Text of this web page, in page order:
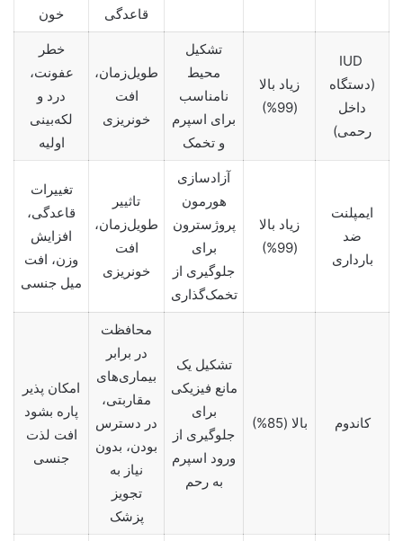
قاعدگی
خون
IUD
(دستگاه
داخل
رحمی)
زیاد بالا
(99%)
تشکیل
محیط
نامناسب
برای اسپرم
و تخمک
طویل‌زمان،
افت
خونریزی
خطر
عفونت،
درد و
لکه‌بینی
اولیه
ایمپلنت
ضد
بارداری
زیاد بالا
(99%)
آزادسازی
هورمون
پروژسترون
برای
جلوگیری از
تخمک‌گذاری
تاثییر
طویل‌زمان،
افت
خونریزی
تغییرات
قاعدگی،
افزایش
وزن، افت
میل جنسی
کاندوم بالا (85%)
تشکیل یک
مانع فیزیکی
برای
جلوگیری از
ورود اسپرم
به رحم
محافظت
در برابر
بیماری‌های
مقاربتی،
در دسترس
بودن، بدون
نیاز به
تجویز
پزشک
امکان پذیر
پاره بشود
افت لذت
جنسی